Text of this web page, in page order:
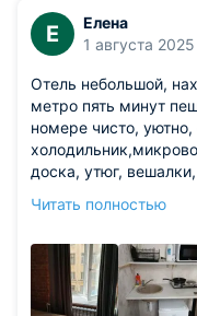
Е
Елена
1 августа 2025
Отель небольшой,
метро пять минут
номере чисто,
доска, утюг,
удобная, только
+29, открытое окно
находились мы
целом всё
Читать полностью